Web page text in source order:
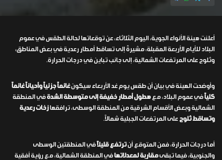
أعلنت هيئة الأنواء الجوية، اليوم الثلاثاء، عن توقعاتها لحالة الطقس في عموم
البلاد للأيام الأربعة المقبلة، مشيرةً إلى تساقط أمطار رعدية في بعض المناطق،
وثلوج على المرتفعات الشمالية، إلى جانب تباين في درجات الحرارة.
وأوضحت الهيئة في بيان أن طقس يوم غد الأربعاء سيكونغائماً جزئياً وأحياناً غائماً
كلياً في عموم البلاد، معهطول أمطار خفيفة إلى متوسطة الشدة في المنطقة
الشمالية وبعض الأقسام الشرقية من المنطقة الوسطى، ترافقهازخات رعدية
وتساقط ثلوج على المرتفعات الجبلية شمالاً.
أما درجات الحرارة، فمن المتوقع أنترتفع قليلاً في المنطقتين الوسطى
والجنوبية، فيما تبقىمقاربة لمعدلاتها في المنطقة الشمالية، مع رؤية أفقية